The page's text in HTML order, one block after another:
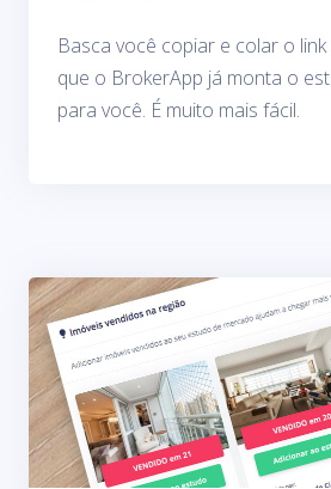
Basca você copiar e colar o
que o BrokerApp já monta o
para você. É muito mais fácil.